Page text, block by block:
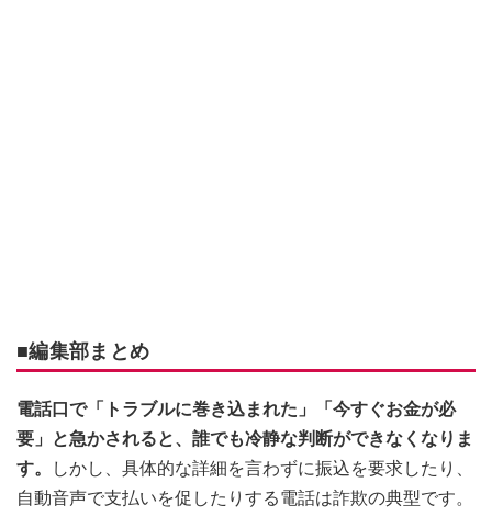
■編集部まとめ
電話口で「トラブルに巻き込まれた」「今すぐお金が必
要」と急かされると、誰でも冷静な判断ができなくなりま
す。
しかし、具体的な詳細を言わずに振込を要求したり、
自動音声で支払いを促したりする電話は詐欺の典型です。